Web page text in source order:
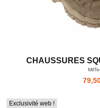
CHAUSSURES
Exclusivité web !